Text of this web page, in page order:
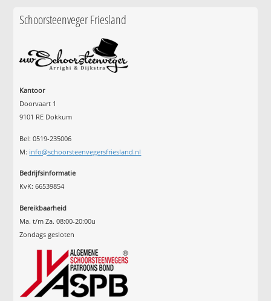
Schoorsteenveger Friesland
Kantoor
Doorvaart 1
9101 RE Dokkum
Bel: 0519-235006
M: info@schoorsteenvegersfriesland.nl
Bedrijfsinformatie
KvK: 66539854
Bereikbaarheid
Ma. t/m Za. 08:00-20:00u
Zondags gesloten